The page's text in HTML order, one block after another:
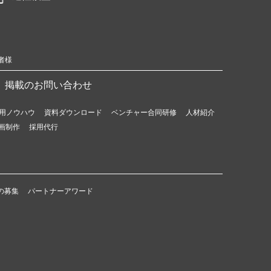
様
掲載のお問い合わせ
ノウハウ 資料ダウンロード ベンチャー合同研修
人材紹介
制作
採用代行
募集 パートナーアワード